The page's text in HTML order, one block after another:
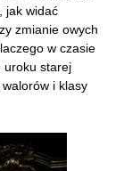
jak widać
zmianie owych
w czasie
uroku starej
i klasy